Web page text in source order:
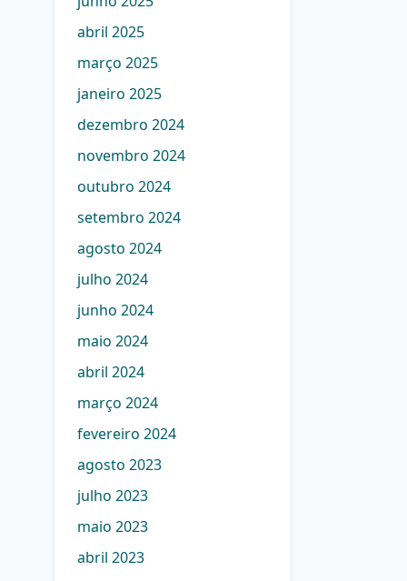
abril 2025
março 2025
janeiro 2025
dezembro 2024
novembro 2024
outubro 2024
setembro 2024
agosto 2024
julho 2024
junho 2024
maio 2024
abril 2024
março 2024
fevereiro 2024
agosto 2023
julho 2023
maio 2023
abril 2023